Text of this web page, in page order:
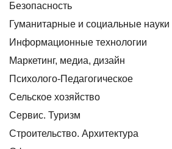
Безопасность
Гуманитарные и социальные науки
Информационные технологии
Маркетинг, медиа, дизайн
Психолого-Педагогическое
Сельское хозяйство
Сервис. Туризм
Строительство. Архитектура